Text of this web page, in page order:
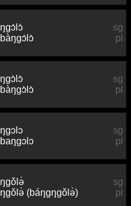
ŋɡɔ́lɔ̀
sg
bàŋɡɔ́lɔ̀
pl
ŋɡɔ̀lɔ̀
sg
bàŋɡɔ̀lɔ̀
pl
ŋɡɔlɔ
sg
baŋɡɔlɔ
pl
ŋɡǒlə̀
sg
ŋɡǒlə̀ (báŋɡŋɡǒlə̀)
pl